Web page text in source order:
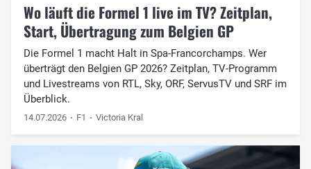
Wo läuft die Formel 1 live im TV? Zeitplan,
Start, Übertragung zum Belgien GP
Die Formel 1 macht Halt in Spa-Francorchamps. Wer
überträgt den Belgien GP 2026? Zeitplan, TV-Programm
und Livestreams von RTL, Sky, ORF, ServusTV und SRF im
Überblick.
14.07.2026 F1 Victoria Kral